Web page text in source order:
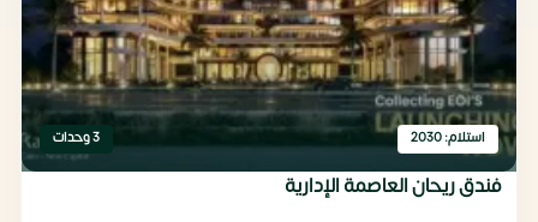
استلام: 2030 3 وحدات
فندق ريحان العاصمة الإدارية